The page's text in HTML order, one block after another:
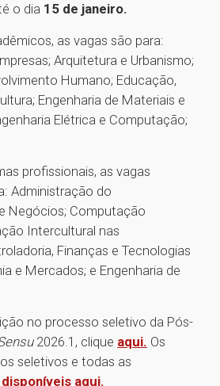
o dia 15 de janeiro.
as vagas são para:
Arquitetura e Urbanismo;
Humano; Educação,
Engenharia de Materiais e
Elétrica e Computação;
profissionais, as vagas
Administração do
Negócios; Computação
Intercultural nas
Finanças e Tecnologias
e Mercados; e Engenharia de
no processo seletivo da Pós-
2026.1, clique aqui. Os
seletivos e todas as
disponíveis aqui.